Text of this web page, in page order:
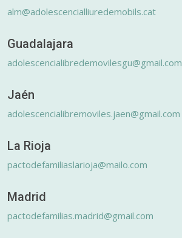
alm@adolescencialliuredemobils.cat
Guadalajara
adolescencialibredemovilesgu@gmail.com
Jaén
adolescencialibremoviles.jaen@gmail.com
La Rioja
pactodefamiliaslarioja@mailo.com
Madrid
pactodefamilias.madrid@gmail.com